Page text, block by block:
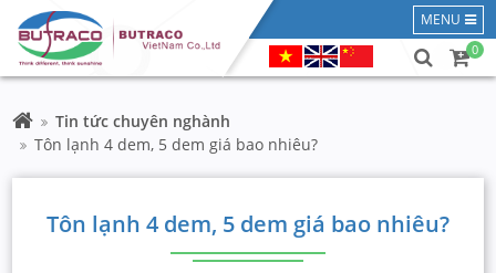
MENU
0
Tin tức chuyên nghành
Tôn lạnh 4 dem, 5 dem giá bao nhiêu?
Tôn lạnh 4 dem, 5 dem giá bao nhiêu?